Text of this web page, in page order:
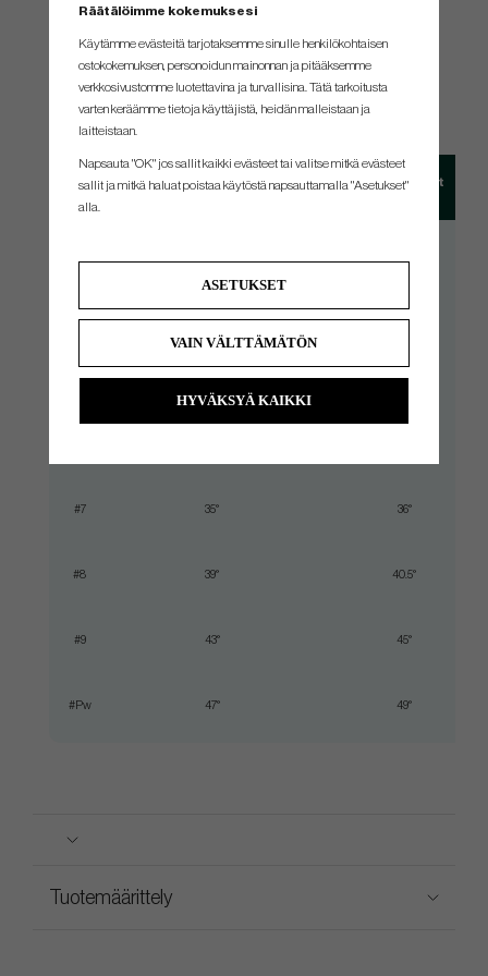
SPEC.
Club Standard Loft Tiger´s Loft
#4 24° 25.5°
#5 27° 29°
#7 35° 36°
#8 39° 40.5°
#9 43° 45°
#Pw 47° 49°
Tuotemäärittely
Räätälöimme kokemuksesi
Käytämme evästeitä tarjotaksemme sinulle henkilökohtaisen
ostokokemuksen, personoidun mainonnan ja pitääksemme
verkkosivustomme luotettavina ja turvallisina. Tätä tarkoitusta
varten keräämme tietoja käyttäjistä, heidän malleistaan ​​ja
laitteistaan.
Napsauta "OK" jos sallit kaikki evästeet tai valitse mitkä evästeet
sallit ja mitkä haluat poistaa käytöstä napsauttamalla "Asetukset"
alla.
ASETUKSET
VAIN VÄLTTÄMÄTÖN
HYVÄKSYÄ KAIKKI